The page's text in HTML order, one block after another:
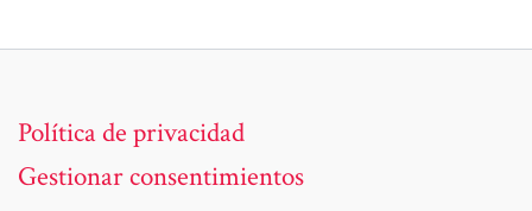
Política de privacidad
Gestionar consentimientos